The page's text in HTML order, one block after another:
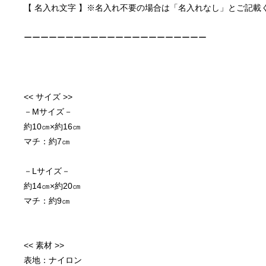
【 名入れ文字 】※名入れ不要の場合は「名入れなし」とご記載
ーーーーーーーーーーーーーーーーーーーーーー
<< サイズ >>
－Mサイズ－
約10㎝×約16㎝
マチ：約7㎝
－Lサイズ－
約14㎝×約20㎝
マチ：約9㎝
<< 素材 >>
表地：ナイロン